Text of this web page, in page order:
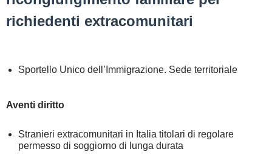
richiedenti extracomunitari
Sportello Unico dell’Immigrazione. Sede territoriale
Aventi diritto
Stranieri extracomunitari in Italia titolari di regolare
permesso di soggiorno di lunga durata